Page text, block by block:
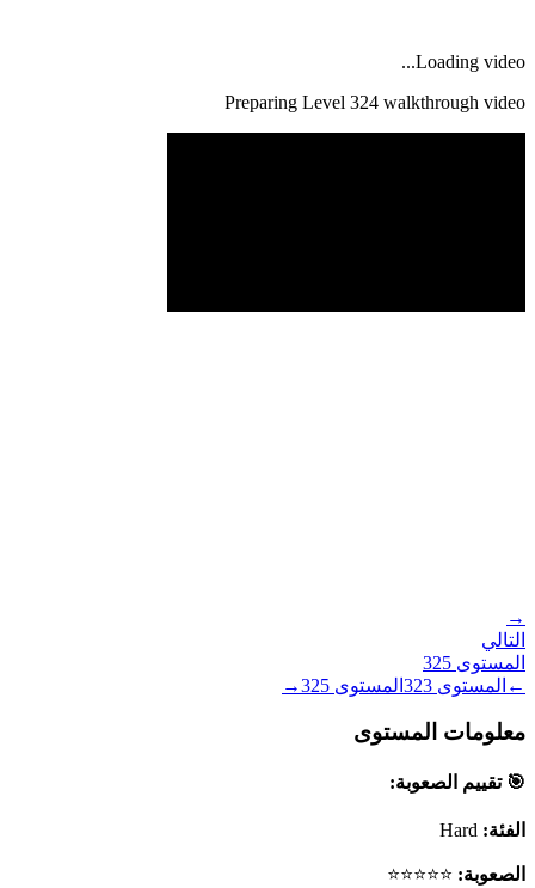
Loading video...
Preparing Level 324 walkthrough video
→
التالي
المستوى 325
← المستوى 323 المستوى 325
→
معلومات المستوى
🎯 تقييم الصعوبة:
الفئة: Hard
الصعوبة: ⭐⭐⭐⭐⭐